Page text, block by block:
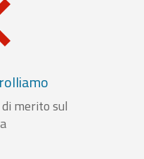
merito sul